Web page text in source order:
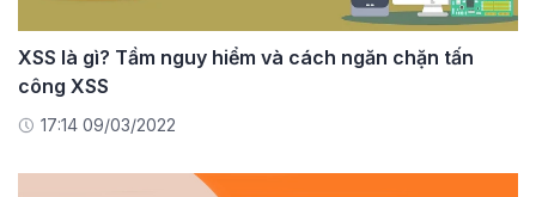
XSS là gì? Tầm nguy hiểm và cách ngăn chặn tấn
công XSS
17:14 09/03/2022